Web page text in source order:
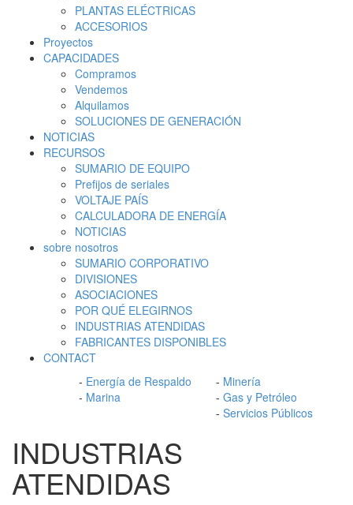
PLANTAS ELÉCTRICAS
ACCESORIOS
Proyectos
CAPACIDADES
Compramos
Vendemos
Alquilamos
SOLUCIONES DE GENERACIÓN
NOTICIAS
RECURSOS
SUMARIO DE EQUIPO
Prefijos de seriales
VOLTAJE PAÍS
CALCULADORA DE ENERGÍA
NOTICIAS
sobre nosotros
SUMARIO CORPORATIVO
DIVISIONES
ASOCIACIONES
POR QUÉ ELEGIRNOS
INDUSTRIAS ATENDIDAS
FABRICANTES DISPONIBLES
CONTACT
- Energía de Respaldo
- Marina
- Minería
- Gas y Petróleo
- Servicios Públicos
INDUSTRIAS
ATENDIDAS